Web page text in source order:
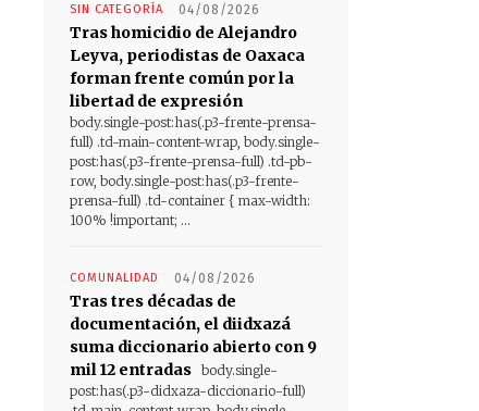
SIN CATEGORÍA 04/08/2026
Tras homicidio de Alejandro
Leyva, periodistas de Oaxaca
forman frente común por la
libertad de expresión
body.single-post:has(.p3-frente-prensa-
full) .td-main-content-wrap, body.single-
post:has(.p3-frente-prensa-full) .td-pb-
row, body.single-post:has(.p3-frente-
prensa-full) .td-container { max-width:
100% !important; ...
COMUNALIDAD 04/08/2026
Tras tres décadas de
documentación, el diidxazá
suma diccionario abierto con 9
mil 12 entradas body.single-
post:has(.p3-didxaza-diccionario-full)